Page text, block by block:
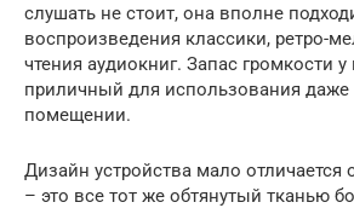
слушать не стоит, она вполне
воспроизведения классики, ретро-
чтения аудиокниг. Запас громкости у
приличный для использования даже
помещении.
Дизайн устройства мало отличается
– это все тот же обтянутый тканью